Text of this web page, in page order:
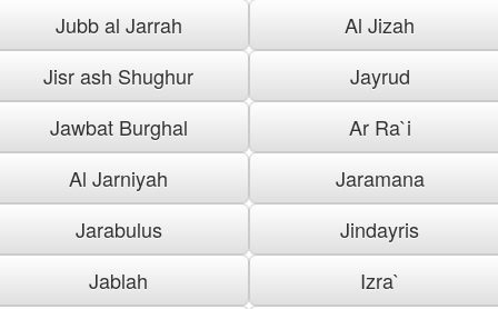
Jubb al Jarrah
Al Jizah
Jisr ash Shughur
Jayrud
Jawbat Burghal
Ar Ra`i
Al Jarniyah
Jaramana
Jarabulus
Jindayris
Jablah
Izra`